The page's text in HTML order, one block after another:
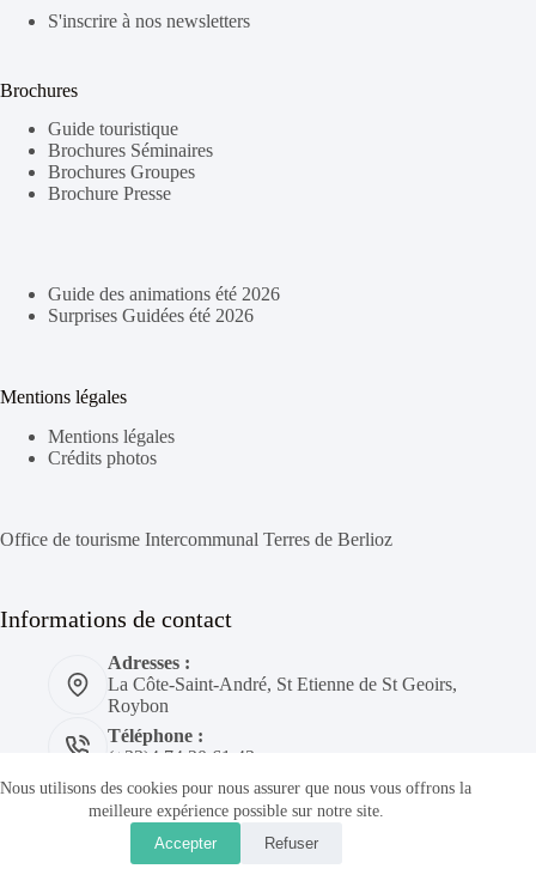
Nous utilisons des cookies pour nous assurer que nous vous offrons la
meilleure expérience possible sur notre site.
Accepter
Refuser
S'inscrire à nos newsletters
Brochures
Guide touristique
Brochures Séminaires
Brochures Groupes
Brochure Presse
Guide des animations été 2026
Surprises Guidées été 2026
Mentions légales
Mentions légales
Crédits photos
Office de tourisme Intercommunal Terres de Berlioz
Informations de contact
Adresses :
La Côte-Saint-André, St Etienne de St Geoirs,
Roybon
Téléphone :
(+33)4 74 20 61 43